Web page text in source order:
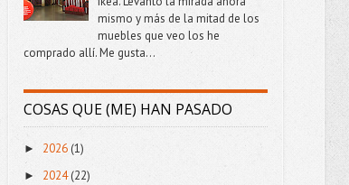
mismo y más de la mitad de los
muebles que veo los he
comprado allí. Me gusta...
COSAS QUE (ME) HAN PASADO
► 2026 (1)
► 2024(22)